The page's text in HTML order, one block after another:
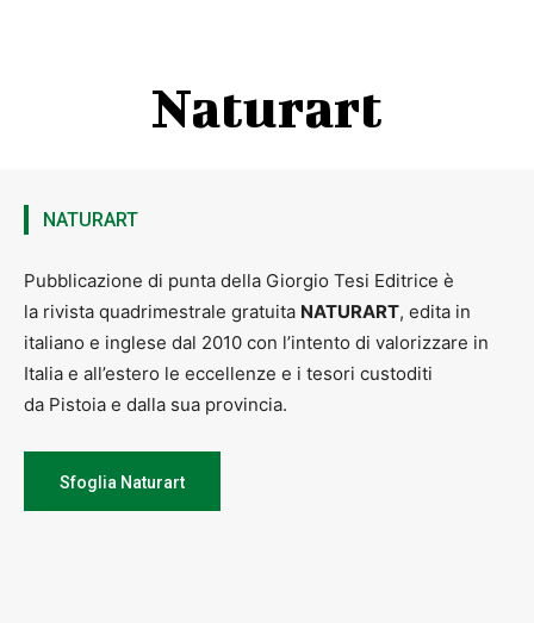
Naturart
NATURART
Pubblicazione di punta della Giorgio Tesi Editrice è
la rivista quadrimestrale gratuita NATURART, edita in
italiano e inglese dal 2010 con l’intento di valorizzare in
Italia e all’estero le eccellenze e i tesori custoditi
da Pistoia e dalla sua provincia.
Sfoglia Naturart